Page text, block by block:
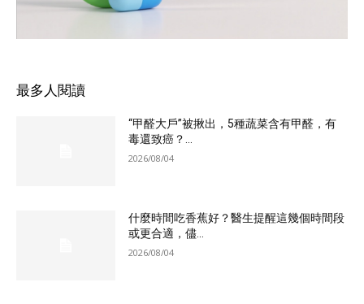
最多人閱讀
“甲醛大戶”被揪出，5種蔬菜含有甲醛，有
毒還致癌？...
2026/08/04
什麼時間吃香蕉好？醫生提醒這幾個時間段
或更合適，儘...
2026/08/04